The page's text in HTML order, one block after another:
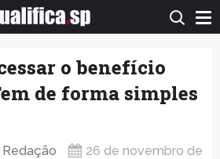
o benefício
de forma simples
Redação
26 de novembro de